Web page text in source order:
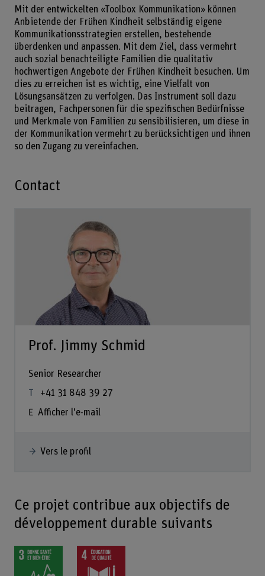
Mit der entwickelten «Toolbox Kommunikation» können
Anbietende der Frühen Kindheit selbständig eigene
Kommunikationsstrategien erstellen, bestehende
überdenken und anpassen. Mit dem Ziel, dass vermehrt
auch sozial benachteiligte Familien die qualitativ
hochwertigen Angebote der Frühen Kindheit besuchen. Um
dies zu erreichen ist es wichtig, eine Vielfalt von
Lösungsansätzen zu verfolgen. Das Instrument soll dazu
beitragen, Fachpersonen für die spezifischen Bedürfnisse
und Merkmale von Familien zu sensibilisieren, um diese in
der Kommunikation vermehrt zu berücksichtigen und ihnen
so den Zugang zu vereinfachen.
Contact
Prof. Jimmy Schmid
Senior Researcher
+41 31 848 39 27
Afficher l'e-mail
Vers le profil
Ce projet contribue aux objectifs de
développement durable suivants